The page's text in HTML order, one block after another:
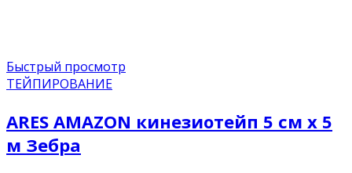
Быстрый просмотр
ТЕЙПИРОВАНИЕ
ARES AMAZON кинезиотейп 5 см х 5
м Зебра